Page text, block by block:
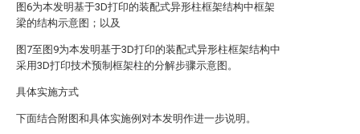
图6为本发明基于3D打印的装配式异形柱框架结构中框架
梁的结构示意图；以及
图7至图9为本发明基于3D打印的装配式异形柱框架结构中
采用3D打印技术预制框架柱的分解步骤示意图。
具体实施方式
下面结合附图和具体实施例对本发明作进一步说明。